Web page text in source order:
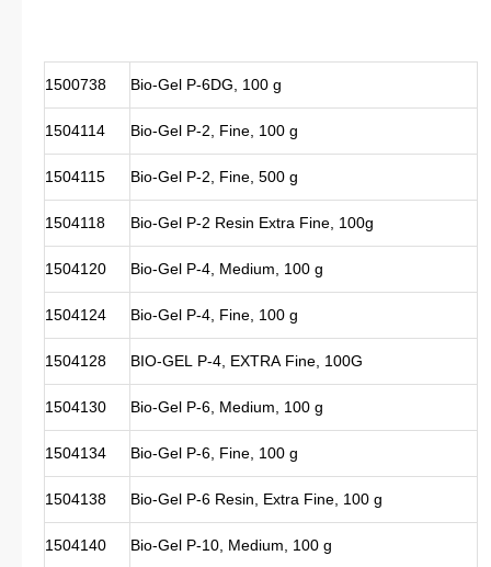
1500738 Bio-Gel P-6DG, 100 g
1504114 Bio-Gel P-2, Fine, 100 g
1504115 Bio-Gel P-2, Fine, 500 g
1504118 Bio-Gel P-2 Resin Extra Fine, 100g
1504120 Bio-Gel P-4, Medium, 100 g
1504124 Bio-Gel P-4, Fine, 100 g
1504128 BIO-GEL P-4, EXTRA Fine, 100G
1504130 Bio-Gel P-6, Medium, 100 g
1504134 Bio-Gel P-6, Fine, 100 g
1504138 Bio-Gel P-6 Resin, Extra Fine, 100 g
1504140 Bio-Gel P-10, Medium, 100 g